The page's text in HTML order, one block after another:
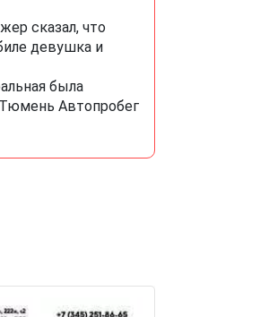
сказал, что
девушка и
была
Автопробег